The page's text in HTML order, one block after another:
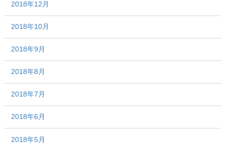
2018年12月
2018年10月
2018年9月
2018年8月
2018年7月
2018年6月
2018年5月